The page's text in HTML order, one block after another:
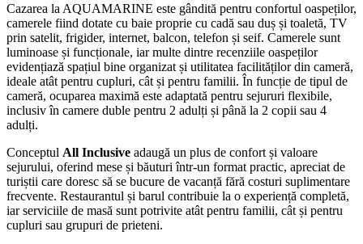
Cazarea la AQUAMARINE este gândită pentru confortul oaspeților,
camerele fiind dotate cu baie proprie cu cadă sau duș și toaletă, TV
prin satelit, frigider, internet, balcon, telefon și seif. Camerele sunt
luminoase și funcționale, iar multe dintre recenziile oaspeților
evidențiază spațiul bine organizat și utilitatea facilităților din cameră,
ideale atât pentru cupluri, cât și pentru familii. În funcție de tipul de
cameră, ocuparea maximă este adaptată pentru sejururi flexibile,
inclusiv în camere duble pentru 2 adulți și până la 2 copii sau 4
adulți.
Conceptul All Inclusive adaugă un plus de confort și valoare
sejurului, oferind mese și băuturi într-un format practic, apreciat de
turiștii care doresc să se bucure de vacanță fără costuri suplimentare
frecvente. Restaurantul și barul contribuie la o experiență completă,
iar serviciile de masă sunt potrivite atât pentru familii, cât și pentru
cupluri sau grupuri de prieteni.